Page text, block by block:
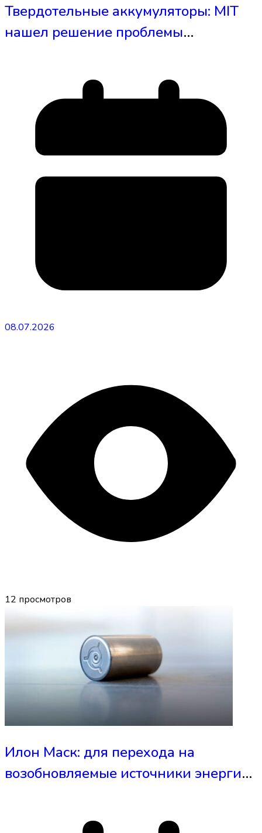
Твердотельные аккумуляторы: MIT
нашел решение проблемы
08.07.2026
12 просмотров
Илон Маск: для перехода на
возобновляемые источники энергии
технологии изготовления